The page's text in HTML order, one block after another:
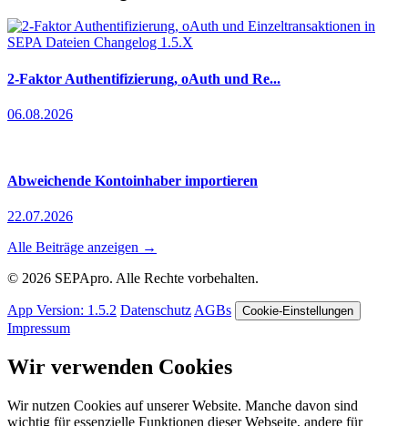
2-Faktor Authentifizierung, oAuth und Re...
06.08.2026
Abweichende Kontoinhaber importieren
22.07.2026
Alle Beiträge anzeigen →
© 2026 SEPApro. Alle Rechte vorbehalten.
App Version: 1.5.2 DatenschutzAGBs Cookie-Einstellungen
Impressum
Wir verwenden Cookies
Wir nutzen Cookies auf unserer Website. Manche davon sind
wichtig für essenzielle Funktionen dieser Webseite, andere für